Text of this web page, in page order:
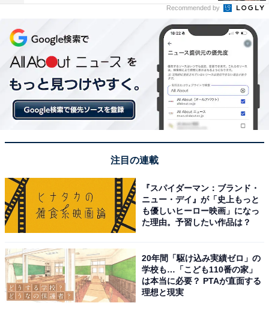
1位は生活・交通の利便性が高い「山梨県中巨摩郡
「昭和町」は、甲府盆地の中央部に位置しています。区
画整理により整備された住環境に加え、大型商業施設と
中央自動車道甲府昭和ICがある利便性の良さで高評価を
得ています。甲信越版の「住みここち（自治体）ランキ
ング」でも1位に選ばれています。
「住み続けたい街（自治体）ランキング」は、2020～
2021年の回答者数50名以上の自治体を対象として集計。
Recommended by
注目の連載
『スパイダーマン：ブランド・
ニュー・デイ』が「史上もっと
も優しいヒーロー映画」になっ
た理由。予習したい作品は？
20年間「駆け込み実績ゼロ」の
学校も…「こども110番の家」
は本当に必要？ PTAが直面する
理想と現実